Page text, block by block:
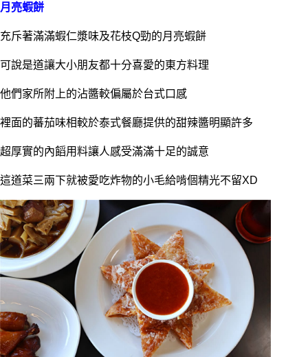
月亮蝦餅
充斥著滿滿蝦仁漿味及花枝Q勁的月亮蝦餅
可說是道讓大小朋友都十分喜愛的東方料理
他們家所附上的沾醬較偏屬於台式口感
裡面的蕃茄味相較於泰式餐廳提供的甜辣醬明顯許多
超厚實的內饀用料讓人感受滿滿十足的誠意
這道菜三兩下就被愛吃炸物的小毛給啃個精光不留XD